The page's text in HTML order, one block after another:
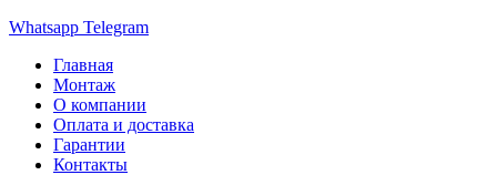
Whatsapp Telegram
Главная
Монтаж
О компании
Оплата и доставка
Гарантии
Контакты